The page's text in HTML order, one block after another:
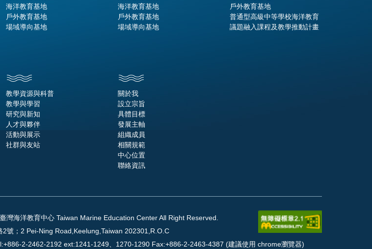
海洋教育基地
戶外教育基地
場域導向基地
海洋教育基地
戶外教育基地
場域導向基地
戶外教育基地
普通型高級中等學校海洋教育
議題融入課程及教學推動計畫
教學資源與科普
教學與學習
研究與新知
人才與夥伴
活動與展示
社群與友站
關於我
設立宗旨
具體目標
發展主軸
組織成員
相關規範
中心位置
聯絡資訊
灣海洋教育中心 Taiwan Marine Education Center All Right Reserved.
號；2 Pei-Ning Road,Keelung,Taiwan 202301,R.O.C
2-2462-2192 ext:1241-1249、1270-1290 Fax:+886-2-2463-4387 (建議使用 chrome瀏覽器)